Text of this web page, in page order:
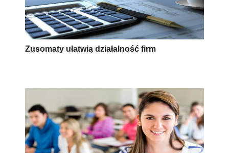
Zusomaty ułatwią działalność firm